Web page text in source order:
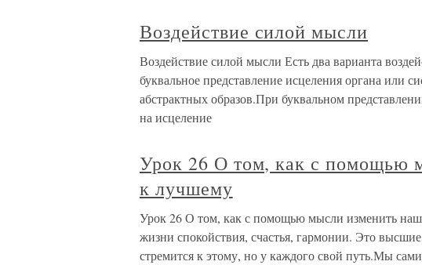
Воздействие силой мысли
Воздействие силой мысли Есть два варианта
буквальное представление исцеления органа или
абстрактных образов.При буквальном
на исцеление
Урок 26 О том, как с помощью
к лучшему
Урок 26 О том, как с помощью мысли изменить
жизни спокойствия, счастья, гармонии. Это
стремится к этому, но у каждого свой путь.Мы